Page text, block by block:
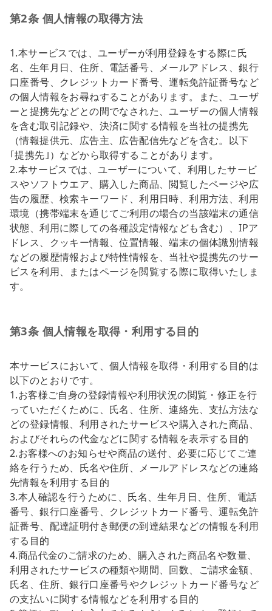
第2条 個人情報の取得方法
1.本サービスでは、ユーザーが利用登録をする際に氏
名、生年月日、住所、電話番号、メールアドレス、銀行
口座番号、クレジットカード番号、運転免許証番号など
の個人情報をお尋ねすることがあります。また、ユーザ
ーと提携先などとの間でなされた、ユーザーの個人情報
を含む取引記録や、決済に関する情報を当社の提携先
（情報提供元、広告主、広告配信先などを含む。以下
｢提携先｣）などから取得することがあります。
2.本サービスでは、ユーザーについて、利用したサービ
スやソフトウエア、購入した商品、閲覧したページや広
告の履歴、検索キーワード、利用日時、利用方法、利用
環境（携帯端末を通じてご利用の場合の当該端末の通信
状態、利用に際しての各種設定情報なども含む）、IPア
ドレス、クッキー情報、位置情報、端末の個体識別情報
などの履歴情報および特性情報を、当社や提携先のサー
ビスを利用、またはページを閲覧する際に取得いたしま
す。
第3条 個人情報を取得・利用する目的
本サービスにおいて、個人情報を取得・利用する目的は
以下のとおりです。
1.お客様ご自身の登録情報や利用状況の閲覧・修正を行
っていただくために、氏名、住所、連絡先、支払方法な
どの登録情報、利用されたサービスや購入された商品、
およびそれらの代金などに関する情報を表示する目的
2.お客様へのお知らせや商品の送付、必要に応じてご連
絡を行うため、氏名や住所、メールアドレスなどの連絡
先情報を利用する目的
3.本人確認を行うために、氏名、生年月日、住所、電話
番号、銀行口座番号、クレジットカード番号、運転免許
証番号、配達証明付き郵便の到達結果などの情報を利用
する目的
4.商品代金のご請求のため、購入された商品名や数量、
利用されたサービスの種類や期間、回数、ご請求金額、
氏名、住所、銀行口座番号やクレジットカード番号など
の支払いに関する情報などを利用する目的